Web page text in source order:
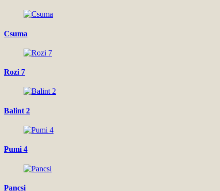
Csuma
Rozi 7
Balint 2
Pumi 4
Pancsi